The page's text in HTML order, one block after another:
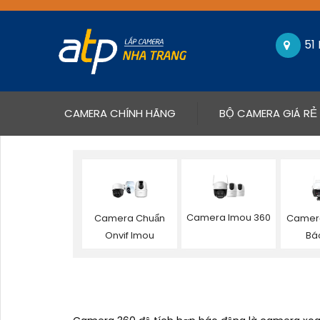
CAMERA CHÍNH HÃNG(CURRENT)BỘ CAMERA GIÁ RẺ
Camera Chuẩn
Onvif Imou
Camera Imou 360